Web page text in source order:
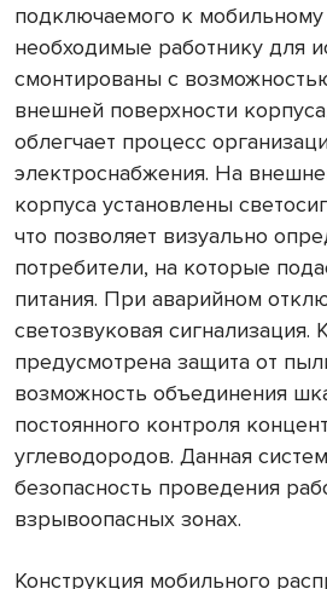
подключаемого к мобильному
необходимые работнику для
смонтированы с
внешней поверхности
облегчает процесс
электроснабжения. На
корпуса установлены
что позволяет визуально
потребители, на которые
питания. При аварийном
светозвуковая сигнализация.
предусмотрена защита от
возможность объединения
постоянного контроля
углеводородов. Данная
безопасность проведения
взрывоопасных зонах.
Конструкция мобильного